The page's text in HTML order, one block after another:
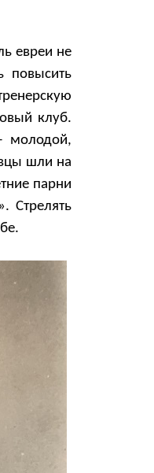
евреи не
повысить
клуб.
молодой,
шли на
парни
Стрелять